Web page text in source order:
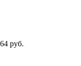
руб.